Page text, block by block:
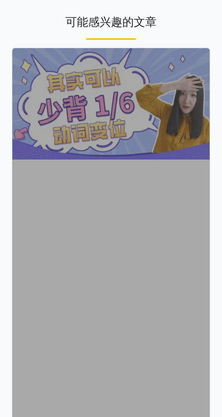
可能感兴趣的文章